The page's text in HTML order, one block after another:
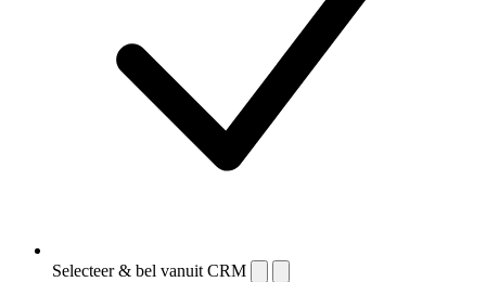
Selecteer & bel vanuit CRM